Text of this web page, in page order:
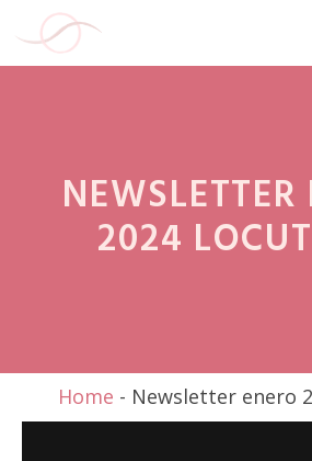
Saltar
NEWSLETTER
2024
Home - Newsletter enero